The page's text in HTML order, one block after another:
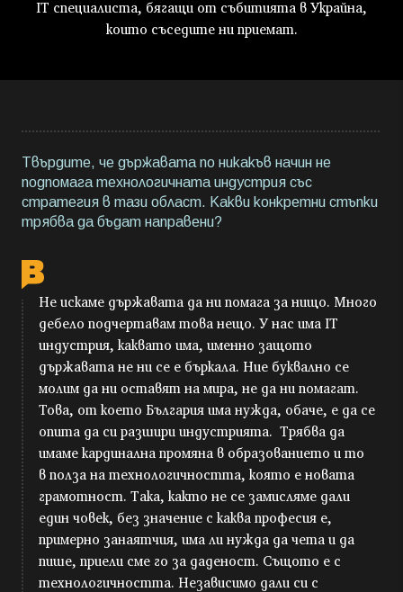
IT специалиста, бягащи от събитията в Украйна,
които съседите ни приемат.
Твърдите, че държавата по никакъв начин не
подпомага технологичната индустрия със
стратегия в тази област. Какви конкретни стъпки
трябва да бъдат направени?
Не искаме държавата да ни помага за нищо. Много
дебело подчертавам това нещо. У нас има IT
индустрия, каквато има, именно защото
държавата не ни се е бъркала. Ние буквално се
молим да ни оставят на мира, не да ни помагат.
Това, от което България има нужда, обаче, е да се
опита да си разшири индустрията. Трябва да
имаме кардинална промяна в образованието и то
в полза на технологичността, която е новата
грамотност. Така, както не се замисляме дали
един човек, без значение с каква професия е,
примерно занаятчия, има ли нужда да чета и да
пише, приели сме го за даденост. Същото е с
технологичността. Независимо дали си с